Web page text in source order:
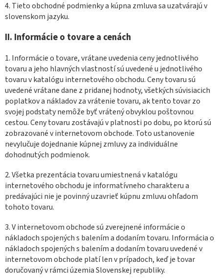
4. Tieto obchodné podmienky a kúpna zmluva sa uzatvárajú v
slovenskom jazyku.
II. Informácie o tovare a cenách
1. Informácie o tovare, vrátane uvedenia ceny jednotlivého
tovaru a jeho hlavných vlastností sú uvedené u jednotlivého
tovaru v katalógu internetového obchodu. Ceny tovaru sú
uvedené vrátane dane z pridanej hodnoty, všetkých súvisiacich
poplatkov a nákladov za vrátenie tovaru, ak tento tovar zo
svojej podstaty nemôže byť vrátený obvyklou poštovnou
cestou. Ceny tovaru zostávajú v platnosti po dobu, po ktorú sú
zobrazované v internetovom obchode. Toto ustanovenie
nevylučuje dojednanie kúpnej zmluvy za individuálne
dohodnutých podmienok.
2. Všetka prezentácia tovaru umiestnená v katalógu
internetového obchodu je informatívneho charakteru a
predávajúci nie je povinný uzavrieť kúpnu zmluvu ohľadom
tohoto tovaru.
3. V internetovom obchode sú zverejnené informácie o
nákladoch spojených s balením a dodaním tovaru. Informácia o
nákladoch spojených s balením a dodaním tovaru uvedené v
internetovom obchode platí len v prípadoch, keď je tovar
doručovaný v rámci územia Slovenskej republiky.